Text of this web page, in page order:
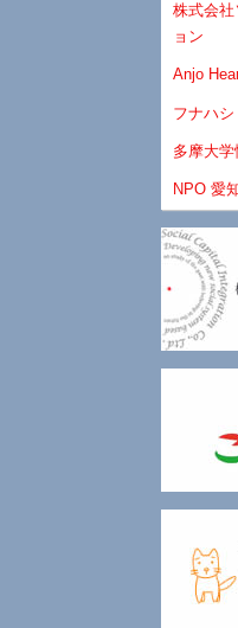
株式会
ョン
Anjo
フナハ
多摩大
NPO 愛